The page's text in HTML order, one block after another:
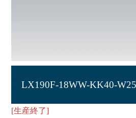
LX190F-18WW-KK40-
[生産終了]